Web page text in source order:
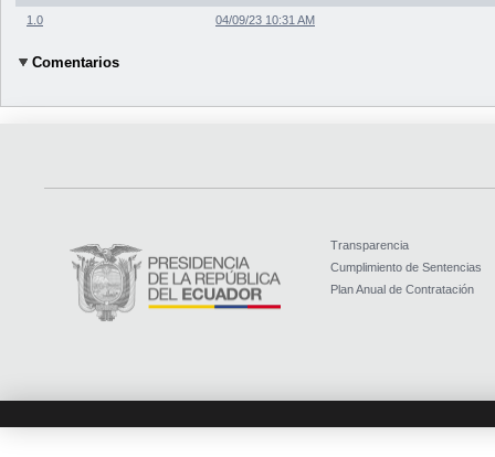
1.0 04/09/23 10:31 AM
Comentarios
Transparencia
Cumplimiento de Sentencias
Plan Anual de Contratación